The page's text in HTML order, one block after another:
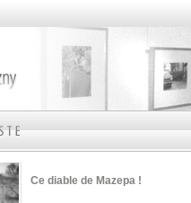
Ce diable de Mazepa !